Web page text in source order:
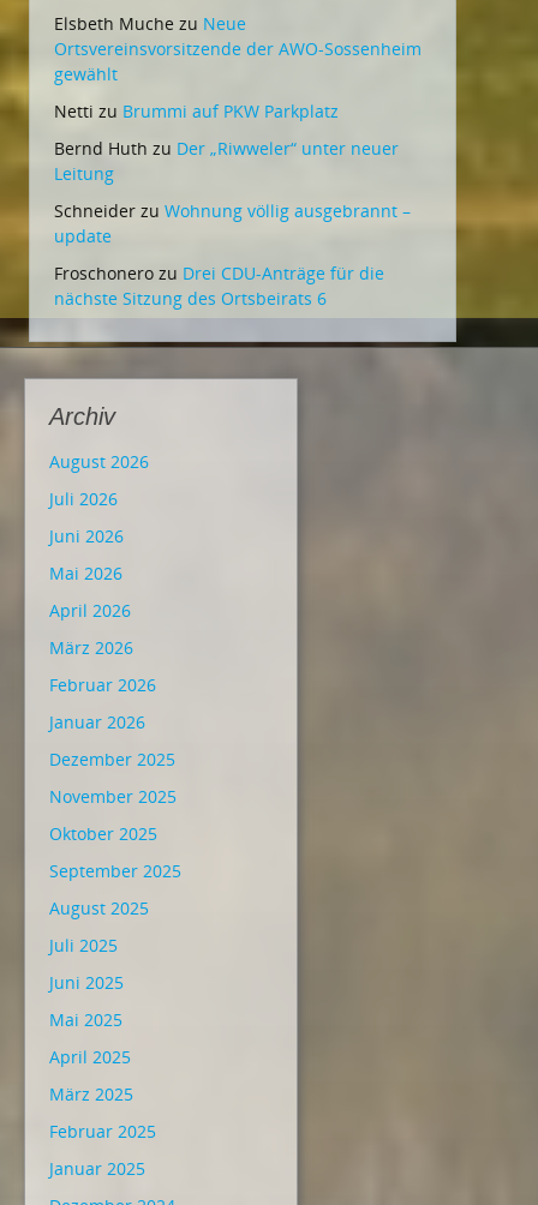
Elsbeth Muche zu Neue
Ortsvereinsvorsitzende der AWO-Sossenheim
gewählt
Netti zu Brummi auf PKW Parkplatz
Bernd Huth zu Der „Riwweler“ unter neuer
Leitung
Schneider zu Wohnung völlig ausgebrannt –
update
Froschonero zu Drei CDU-Anträge für die
nächste Sitzung des Ortsbeirats 6
Archiv
August 2026
Juli 2026
Juni 2026
Mai 2026
April 2026
März 2026
Februar 2026
Januar 2026
Dezember 2025
November 2025
Oktober 2025
September 2025
August 2025
Juli 2025
Juni 2025
Mai 2025
April 2025
März 2025
Februar 2025
Januar 2025